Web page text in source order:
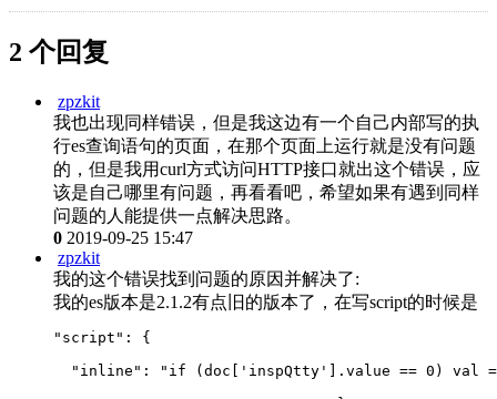
2 个回复
zpzkit
我也出现同样错误，但是我这边有一个自己内部写的执
行es查询语句的页面，在那个页面上运行就是没有问题
的，但是我用curl方式访问HTTP接口就出这个错误，应
该是自己哪里有问题，再看看吧，希望如果有遇到同样
问题的人能提供一点解决思路。
0 2019-09-25 15:47
zpzkit
我的这个错误找到问题的原因并解决了:
我的es版本是2.1.2有点旧的版本了，在写script的时候是
"script": {
"inline": "if (doc [ 'inspQtty'].value == 0) val